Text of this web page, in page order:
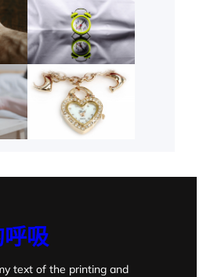
吸
text of the printing and